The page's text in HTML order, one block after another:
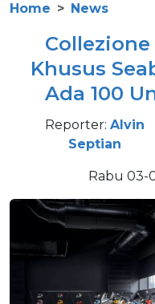
Home News
Collezione
Khusus
Ada 100
Reporter: Alvin
Septian
Rabu 03-